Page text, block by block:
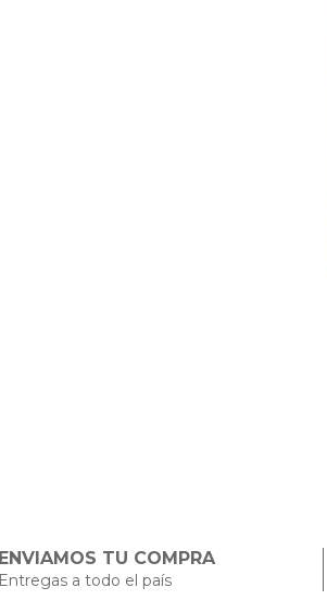
ENVIAMOS TU COMPRA
Entregas a todo el país